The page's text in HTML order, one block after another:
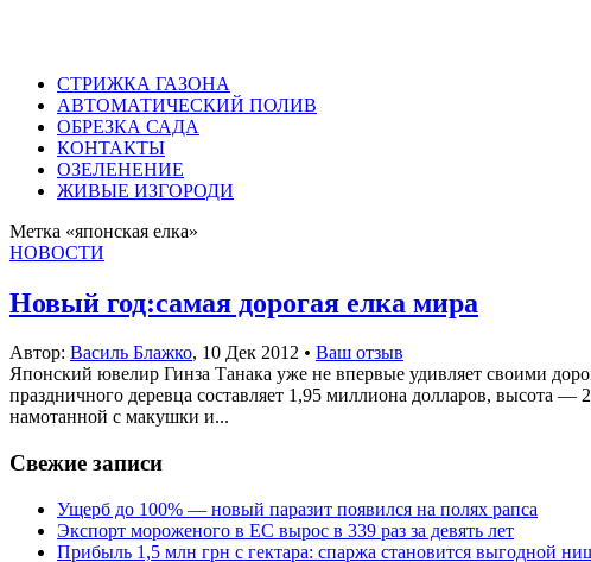
СТРИЖКА ГАЗОНА
АВТОМАТИЧЕСКИЙ ПОЛИВ
ОБРЕЗКА САДА
КОНТАКТЫ
ОЗЕЛЕНЕНИЕ
ЖИВЫЕ ИЗГОРОДИ
Метка «японская елка»
НОВОСТИ
Новый год:самая дорогая елка мира
Автор: Василь Блажко, 10 Дек 2012 • Ваш отзыв
Японский ювелир Гинза Танака уже не впервые удивляет своими
праздничного деревца составляет 1,95 миллиона долларов, высота
намотанной с макушки и...
Свежие записи
Ущерб до 100% — новый паразит появился на полях рапса
Экспорт мороженого в ЕС вырос в 339 раз за девять лет
Прибыль 1,5 млн грн с гектара: спаржа становится выгодной